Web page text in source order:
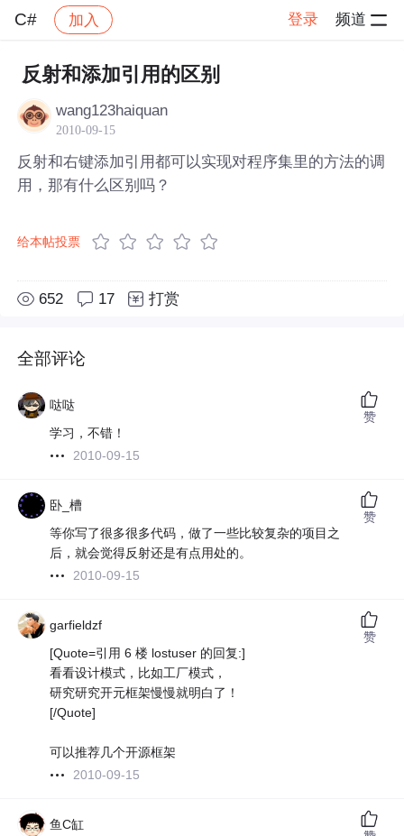
C# 加入 登录 频道
社区 C# 帖子详情
反射和添加引用的区别
wang123haiquan
2010-09-15
反射和右键添加引用都可以实现对程序集里的方法的调
用，那有什么区别吗？
给本帖投票
652 17 打赏
全部评论
哒哒
学习，不错！
2010-09-15
赞
卧_槽
等你写了很多很多代码，做了一些比较复杂的项目之
后，就会觉得反射还是有点用处的。
2010-09-15
赞
garfieldzf
[Quote=引用 6 楼 lostuser 的回复:]
看看设计模式，比如工厂模式，
研究研究开元框架慢慢就明白了！
[/Quote]
可以推荐几个开源框架
2010-09-15
赞
鱼C缸